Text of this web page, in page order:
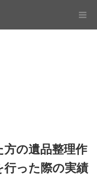
の遺品整理作
行った際の実績